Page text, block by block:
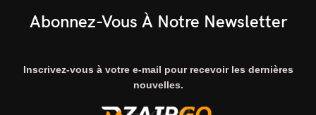
Abonnez-Vous À Notre Newsletter
Inscrivez-vous à votre e-mail pour recevoir les dernières
nouvelles.